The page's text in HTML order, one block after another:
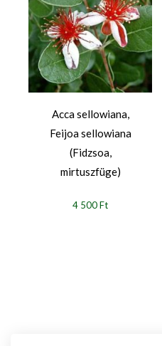
Acca sellowiana,
Feijoa sellowiana
(Fidzsoa,
mirtuszfüge)
4 500 Ft